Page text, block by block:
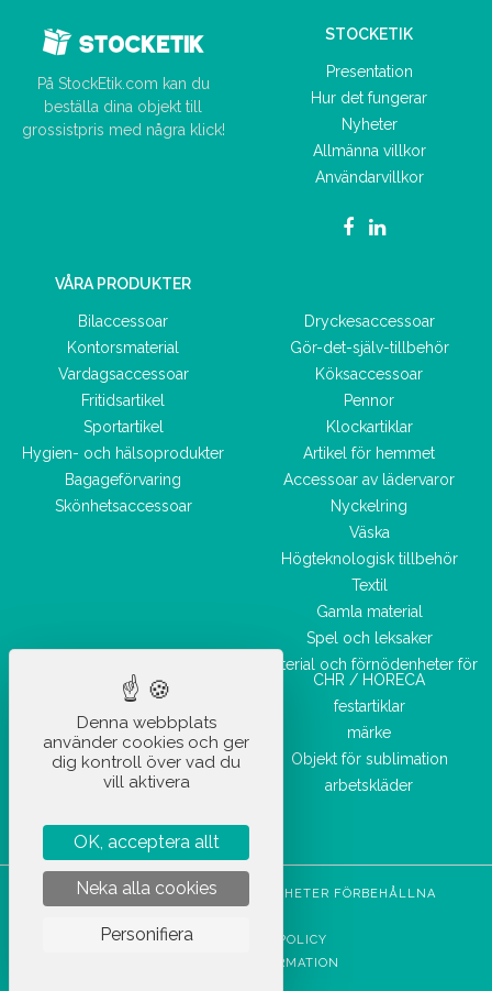
På StockEtik.com kan du
beställa dina objekt till
grossistpris med några klick!
STOCKETIK
Presentation
Hur det fungerar
Nyheter
Allmänna villkor
Användarvillkor
VÅRA PRODUKTER
Bilaccessoar
Kontorsmaterial
Vardagsaccessoar
Fritidsartikel
Sportartikel
Hygien- och hälsoprodukter
Bagageförvaring
Skönhetsaccessoar
Dryckesaccessoar
Gör-det-själv-tillbehör
Köksaccessoar
Pennor
Klockartiklar
Artikel för hemmet
Accessoar av lädervaror
Nyckelring
Väska
Högteknologisk tillbehör
Textil
Gamla material
Spel och leksaker
Material och förnödenheter för
CHR / HORECA
festartiklar
märke
Objekt för sublimation
arbetskläder
STOCKETIK © 2023 - ALLA RÄTTIGHETER FÖRBEHÅLLNA
INTEGRITETSPOLICY
JURIDISK INFORMATION
Denna webbplats
använder cookies och ger
dig kontroll över vad du
vill aktivera
OK, acceptera allt
Neka alla cookies
Personifiera